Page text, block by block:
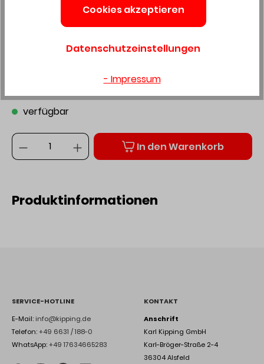
Produktnummer:4322180
Preis auf Anfrage
Preise exkl. MwSt. zzgl. Versandkosten
verfügbar
Anzahl
In den Warenkorb
Produktinformationen
SERVICE-HOTLINE
E-Mail:info@kipping.de
Telefon:+49 6631 / 188-0
WhatsApp:+49 17634665283
KONTAKT
Anschrift
Karl Kipping GmbH
Karl-Bröger-Straße 2-4
36304 Alsfeld
Cookies akzeptieren
Datenschutzeinstellungen
- Impressum